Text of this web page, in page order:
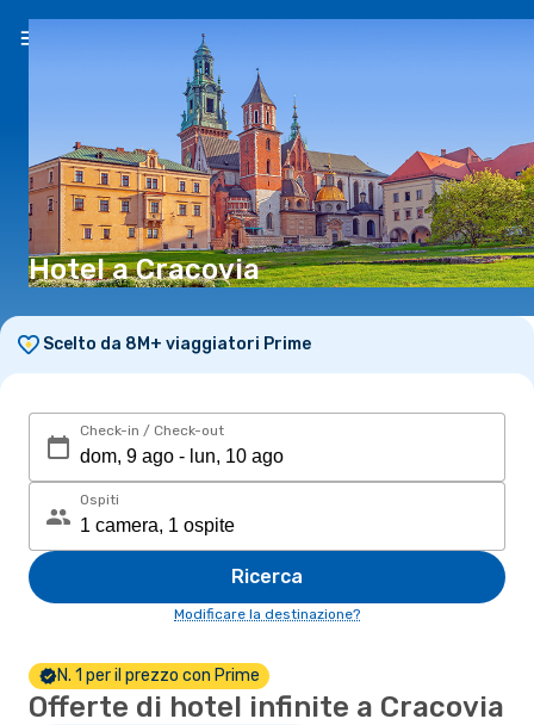
Hotel a Cracovia
Scelto da 8M+ viaggiatori Prime
Check-in / Check-out
Ospiti
Ricerca
Modificare la destinazione?
N. 1 per il prezzo con Prime
Offerte di hotel infinite a Cracovia